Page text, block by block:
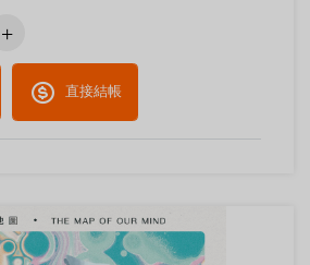
直接結帳